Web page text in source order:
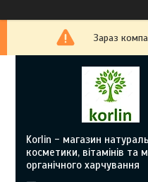
Зараз
Korlin - магазин
косметики, вітамінів та
органічного харчування